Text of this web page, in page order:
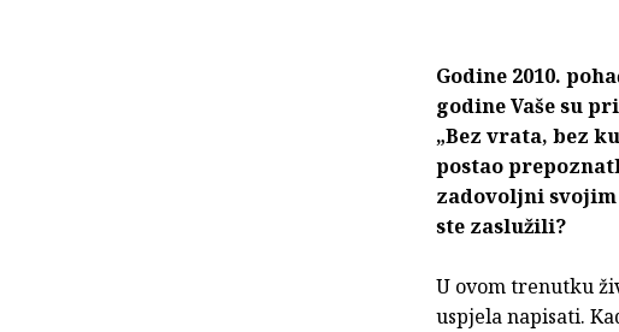
Godine 2010.
godine Vaše su
„Bez vrata, bez
postao
zadovoljni
ste zaslužili?
U ovom trenutku
uspjela napisati.